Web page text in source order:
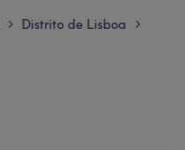
> Distrito de Lisboa >